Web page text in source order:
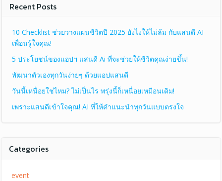
Recent Posts
10 Checklist ช่วยวางแผนชีวิตปี 2025 ยังไงให้ไม่ล้ม กับแสนดี AI
เพื่อนรู้ใจคุณ!
5 ประโยชน์ของแอปฯ แสนดี Ai ที่จะช่วยให้ชีวิตคุณง่ายขึ้น!
พัฒนาตัวเองทุกวันง่ายๆ ด้วยแอปแสนดี
วันนี้เหนื่อยใช่ไหม? ไม่เป็นไร พรุ่งนี้ก็เหนื่อยเหมือนเดิม!
เพราะแสนดีเข้าใจคุณ! AI ที่ให้คำแนะนำทุกวันแบบตรงใจ
Categories
event